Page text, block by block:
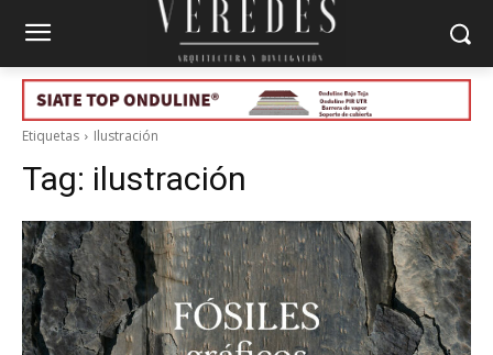
Etiquetas Ilustración
Tag: ilustración